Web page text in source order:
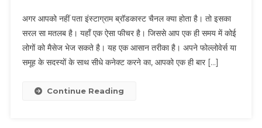
Broadcast
Channel
कैसे
बनाये
स्टेप
अगर आपको नहीं पता इंस्टाग्राम ब्रॉडकास्ट चैनल क्या होता है। तो इसका
सरल सा मतलब है। यहाँ एक ऐसा फीचर है। जिससे आप एक ही समय में कोई
लोगों को मैसेज भेज सकते है। यह एक आसान तरीका है। अपने फोल्लोवेर्स या
समूह के सदस्यों के साथ सीधे कनेक्ट करने का, आपको एक ही बार […]
Continue Reading